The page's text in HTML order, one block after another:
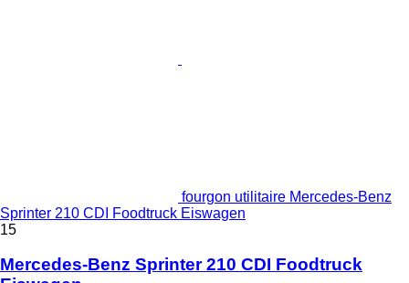
fourgon utilitaire Mercedes-Benz
Sprinter 210 CDI Foodtruck Eiswagen
15
Mercedes-Benz Sprinter 210 CDI Foodtruck